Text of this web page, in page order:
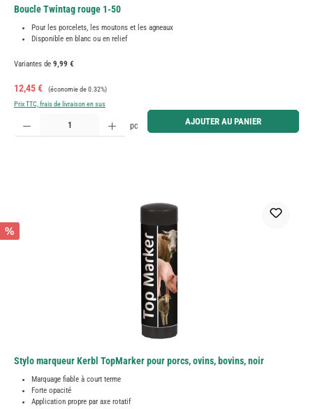
Boucle Twintag rouge 1-50
Pour les porcelets, les moutons et les agneaux
Disponible en blanc ou en relief
Variantes de 9,99 €
Prix de vente :
12,45 € Prix régulier :
(économie de 0.32%)
Prix TTC, frais de livraison en sus
Quantité de produit : Entrez la quantité souhaitée ou utilisez les boutons pour augmenter ou
pc AJOUTER AU PANIER
%
Stylo marqueur Kerbl TopMarker pour porcs, ovins, bovins, noir
Marquage fiable à court terme
Forte opacité
Application propre par axe rotatif